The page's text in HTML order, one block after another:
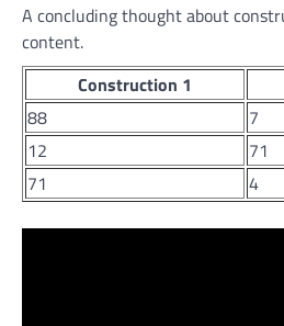
A concluding thought about
content.
Construction 1
88
7
12
71
71
4